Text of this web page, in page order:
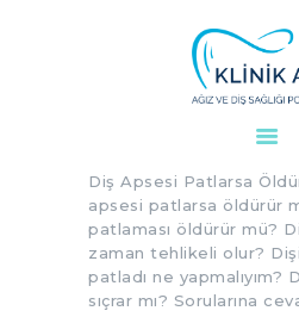
KURUMSAL
TEDAVILER
VAKALAR
Diş Apsesi
Diş Apsesi Patlarsa
apsesi patlarsa öldürür
patlaması öldürür mü?
zaman tehlikeli olur?
patladı ne yapmalıyım?
sıçrar mı? Sorularına